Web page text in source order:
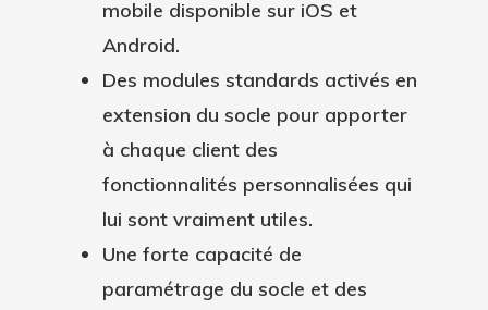
mobile disponible sur iOS et
Android.
Des modules standards activés en
extension du socle pour apporter
à chaque client des
fonctionnalités personnalisées qui
lui sont vraiment utiles.
Une forte capacité de
paramétrage du socle et des